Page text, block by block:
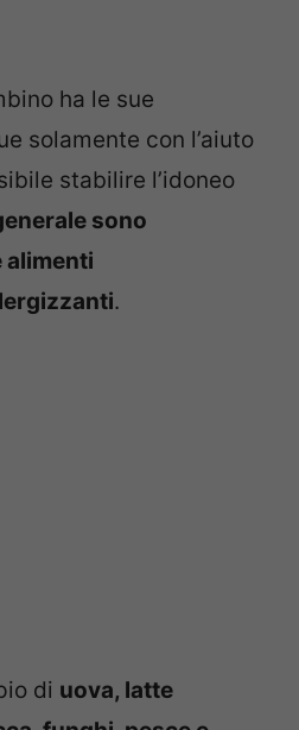
ha le sue
solamente con l’aiuto
stabilire l’idoneo
sono
alimenti
.
di uova, latte